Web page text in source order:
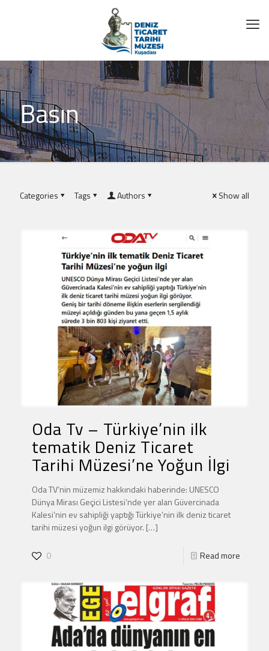
Basın
Categories Tags Authors Show all
Oda Tv – Türkiye’nin ilk
tematik Deniz Ticaret
Tarihi Müzesi’ne Yoğun İlgi
Oda TV’nin müzemiz hakkındaki haberinde: UNESCO
Dünya Mirası Geçici Listesi’nde yer alan Güvercinada
Kalesi’nin ev sahipliği yaptığı Türkiye’nin ilk deniz ticaret
tarihi müzesi yoğun ilgi görüyor. […]
0 Read more